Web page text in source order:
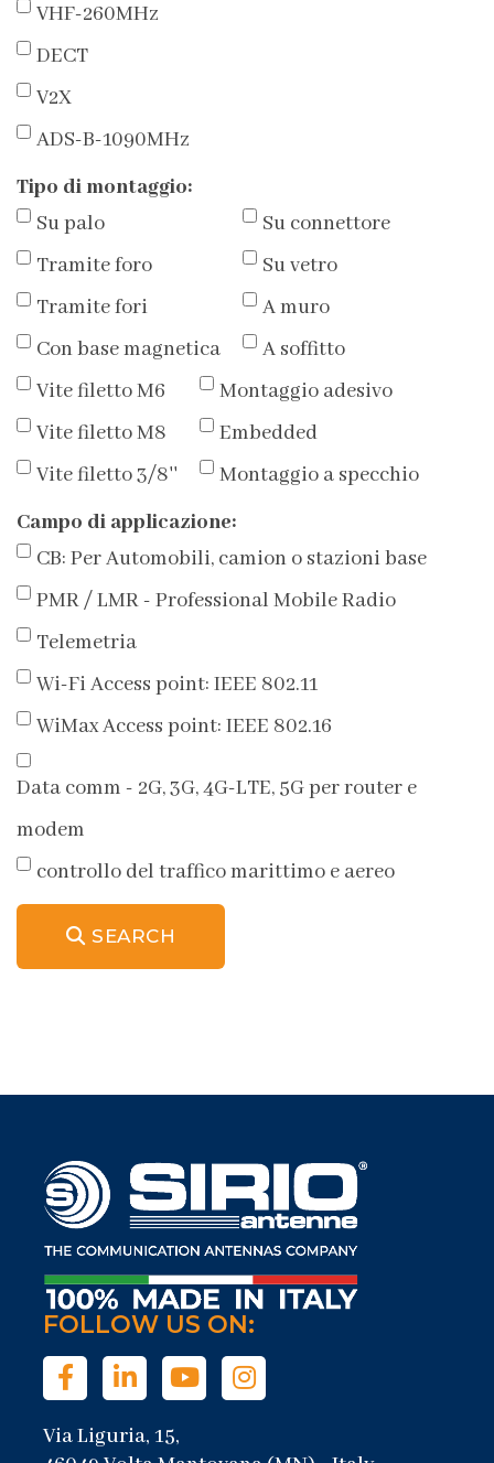
VHF-260MHz
DECT
V2X
ADS-B-1090MHz
Tipo di montaggio:
Su palo
Tramite foro
Tramite fori
Con base magnetica
Su connettore
Su vetro
A muro
A soffitto
Vite filetto M6
Vite filetto M8
Vite filetto 3/8''
Montaggio adesivo
Embedded
Montaggio a specchio
Campo di applicazione:
CB: Per Automobili, camion o stazioni base
PMR / LMR - Professional Mobile Radio
Telemetria
Wi-Fi Access point: IEEE 802.11
WiMax Access point: IEEE 802.16
Data comm - 2G, 3G, 4G-LTE, 5G per router e
modem
controllo del traffico marittimo e aereo
SEARCH
FOLLOW US ON:
Via Liguria, 15,